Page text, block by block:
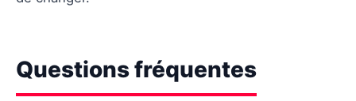
Questions fréquentes